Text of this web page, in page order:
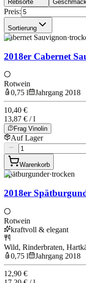
Rebsorte Geschmack
Preis:
Sortierung
Cabernet Sauvignon·
2018er Cabernet
Rotwein
0,75 l
Jahrgang 2018
10,40 €
13,87 € / l
Frag Vinolin
Auf Lager
Warenkorb
Spätburgunder·trocken
2018er
Rotwein
kraftvoll & elegant
Wild, Rinderbraten,
0,75 l
Jahrgang 2018
12,90 €